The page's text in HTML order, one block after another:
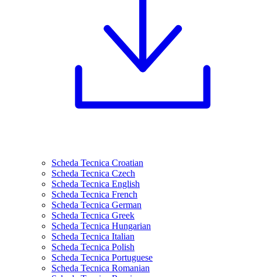
Scheda Tecnica Croatian
Scheda Tecnica Czech
Scheda Tecnica English
Scheda Tecnica French
Scheda Tecnica German
Scheda Tecnica Greek
Scheda Tecnica Hungarian
Scheda Tecnica Italian
Scheda Tecnica Polish
Scheda Tecnica Portuguese
Scheda Tecnica Romanian